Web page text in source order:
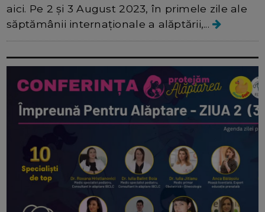
aici. Pe 2 și 3 August 2023, în primele zile ale
săptămânii internaționale a alăptării,...